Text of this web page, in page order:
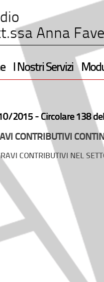
Anna
I Nostri Servizi
2015 - Circolare 138
CONTRIBUTIVI